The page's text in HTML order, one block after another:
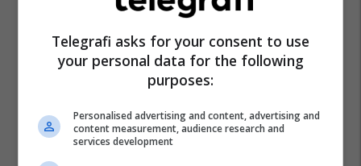
Telegrafi asks for your consent to use
your personal data for the following
purposes:
Personalised advertising and content, advertising and
content measurement, audience research and
services development